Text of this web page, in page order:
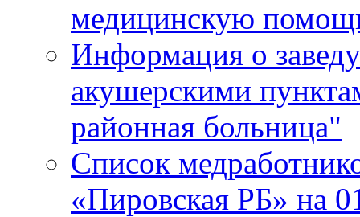
медицинскую
Информация о
акушерскими
районная больница"
Список
«Пировская РБ» на